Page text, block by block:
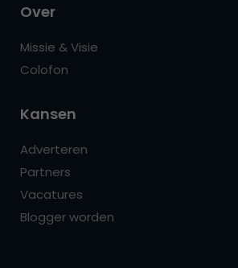
Over
Missie & Visie
Colofon
Kansen
Adverteren
Partners
Vacatures
Blogger worden